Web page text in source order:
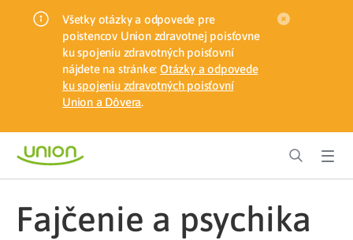
Všetky otázky a odpovede pre
poistencov Union zdravotnej poisťovne
ku spojeniu zdravotných poisťovní
nájdete na stránke: Otázky a odpovede
ku spojeniu zdravotných poisťovní
Union a Dôvera.
fajčenie a psychika